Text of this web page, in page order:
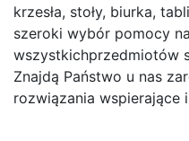
krzesła, stoły, biurka,
szeroki wybór pomocy
wszystkichprzedmiotów
Znajdą Państwo u nas
rozwiązania wspierające